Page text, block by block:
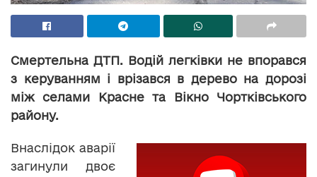
Смертельна ДТП. Водій легківки не впорався
з керуванням і врізався в дерево на дорозі
між селами Красне та Вікно Чортківського
району.
Внаслідок аварії
загинули двоє